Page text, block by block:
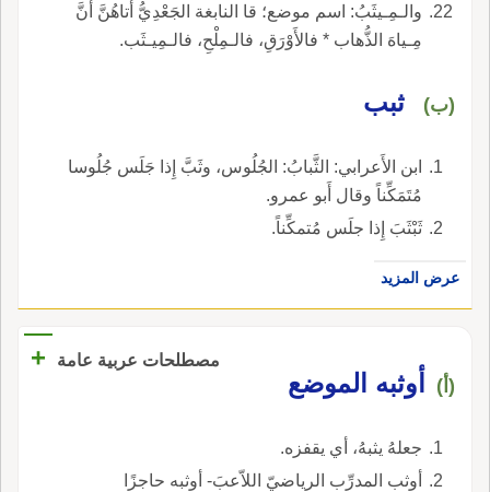
والـمِـيثَبُ: اسم موضع؛ قا النابغة الجَعْدِيُّ أَتاهُنَّ أَنَّ
مِـياهَ الذُّهاب * فالأَوْرَقِ، فالـمِلْحِ، فالـمِيـثَب.
(ب) ثبب
ابن الأَعرابي: الثَّبابُ: الجُلُوس، وثَبَّ إِذا جَلَس جُلُوسا
مُتَمَكِّناً وقال أَبو عمرو.
ثَبْثَبَ إِذا جلَس مُتمكِّناً.
عرض المزيد
مصطلحات عربية عامة +
(أ) أوثبه الموضع
جعلهُ يثبهُ، أي يقفزه.
أوثب المدرِّب الرياضيّ اللاّعبَ- أوثبه حاجزًا